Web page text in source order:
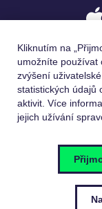
Kliknutím na
umožníte používat
zvýšení
statistických údajů
aktivit. Více
jejich užívání